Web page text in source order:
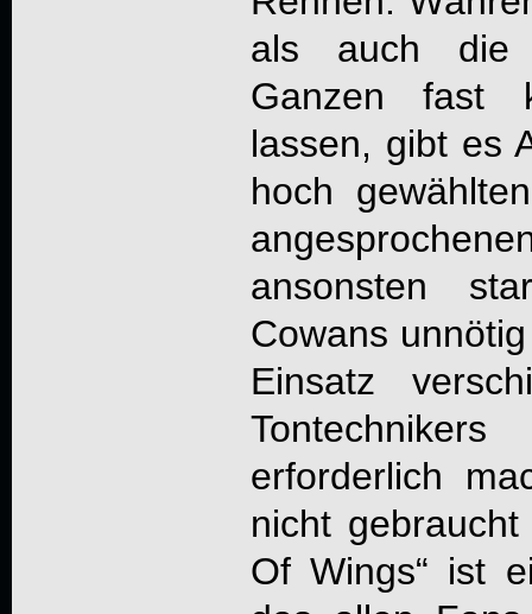
als auch die
Ganzen fast
lassen, gibt es
hoch
ansonsten
Cowans
Einsatz
erforderlich
nicht
Of Wings“ ist